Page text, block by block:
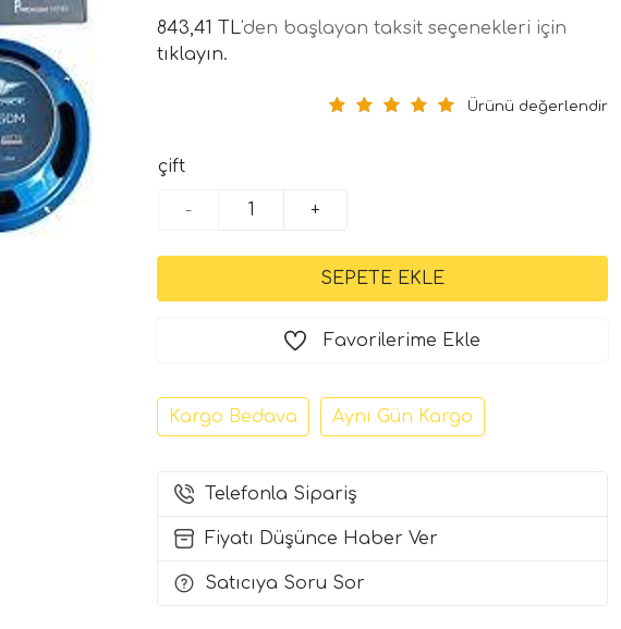
843,41 TL'den başlayan taksit seçenekleri için
tıklayın.
Ürünü değerlendir
çift
- +
Favorilerime Ekle
Kargo Bedava Aynı Gün Kargo
Telefonla Sipariş
Fiyatı Düşünce Haber Ver
Satıcıya Soru Sor